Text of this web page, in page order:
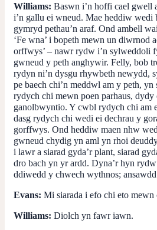
Williams: Baswn i’n hoffi cael gwell
i’n gallu ei wneud. Mae heddiw
gymryd pethau’n araf. Ond ambell
‘Fe wna’ i bopeth mewn un diwrnod
orffwys’ – nawr rydw i’n sylweddoli
gwneud y peth anghywir. Felly, bob
rydyn ni’n dysgu rhywbeth newydd,
pe baech chi’n meddwl am y peth,
rydych chi mewn poen parhaus,
ganolbwyntio. Y cwbl rydych chi am
dasg rydych chi wedi ei dechrau y
gorffwys. Ond heddiw maen nhw
gwneud chydig yn aml yn rhoi
i lawr a siarad gyda’r plant, siarad
dro bach yn yr ardd. Dyna’r hyn
ddiwedd y chwech wythnos;
Evans: Mi siarada i efo chi eto
Williams: Diolch yn fawr iawn.